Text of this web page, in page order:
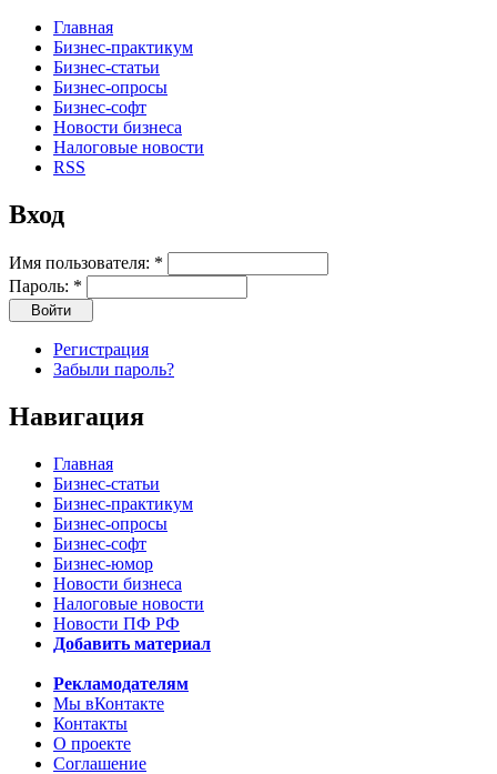
Главная
Бизнес-практикум
Бизнес-статьи
Бизнес-опросы
Бизнес-софт
Новости бизнеса
Налоговые новости
RSS
Вход
Имя пользователя: *
Пароль: *
Регистрация
Забыли пароль?
Навигация
Главная
Бизнес-статьи
Бизнес-практикум
Бизнес-опросы
Бизнес-софт
Бизнес-юмор
Новости бизнеса
Налоговые новости
Новости ПФ РФ
Добавить материал
Рекламодателям
Мы вКонтакте
Контакты
О проекте
Соглашение